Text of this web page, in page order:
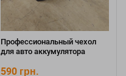
Профессиональный чехол
для авто аккумулятора
590 грн.